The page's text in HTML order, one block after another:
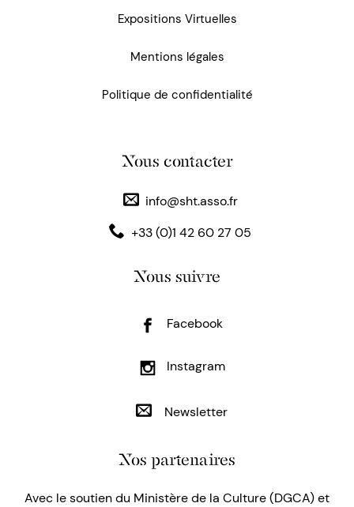
Expositions Virtuelles
Mentions légales
Politique de confidentialité
Nous contacter
info@sht.asso.fr
+33 (0)1 42 60 27 05
Nous suivre
Facebook
Instagram
Newsletter
Nos partenaires
Avec le soutien du Ministère de la Culture (DGCA) et